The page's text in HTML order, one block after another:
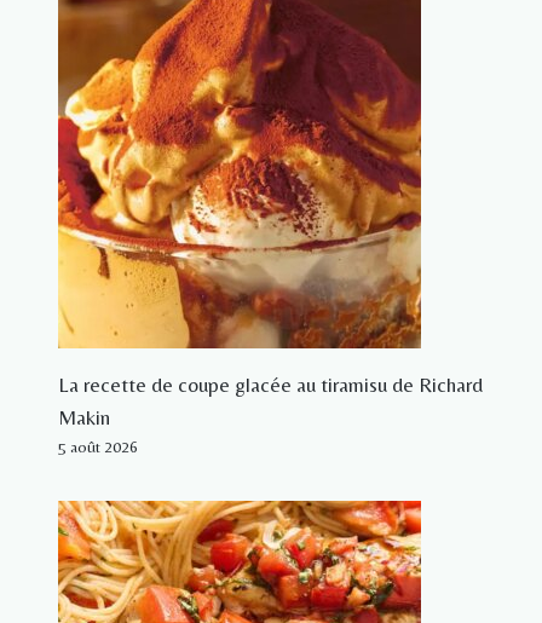
La recette de coupe glacée au tiramisu de Richard
Makin
5 août 2026